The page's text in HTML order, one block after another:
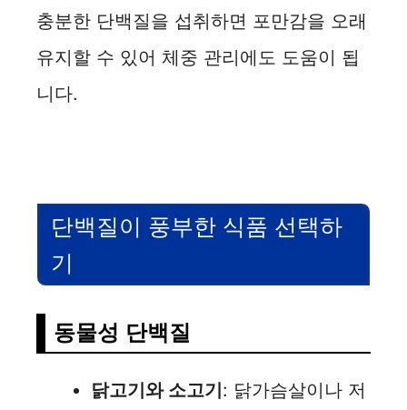
충분한 단백질을 섭취하면 포만감을 오래
유지할 수 있어 체중 관리에도 도움이 됩
니다.
단백질이 풍부한 식품 선택하
기
동물성 단백질
닭고기와 소고기: 닭가슴살이나 저